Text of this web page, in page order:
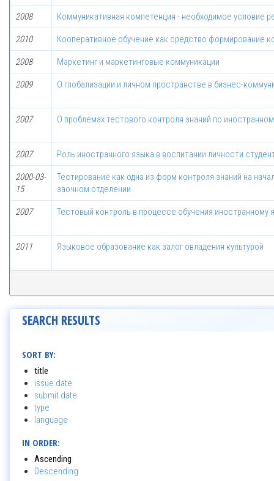
2008 Коммуникативная компетенция - необходимое условие
2010 Кооперативное обучение как средство формирование
2008 Маркетинг и маркетинговые коммуникации
2009 О глобализации и личном пространстве в бизнес-
2007 О проблемах тестового контроля знаний по
2007 Роль иностранного языка в воспитании личности
2000-03-
15
Тестирование как одна из форм контроля знаний на
заочном отделении
2007 Тестовый контроль в процессе обучения иностранному
2011 Языковое образование как залог овладения культурой
SEARCH RESULTS
SORT BY:
title
issue date
submit date
type
language
IN ORDER:
Ascending
Descending